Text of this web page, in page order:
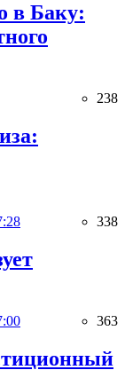
в Баку:
238
338
363